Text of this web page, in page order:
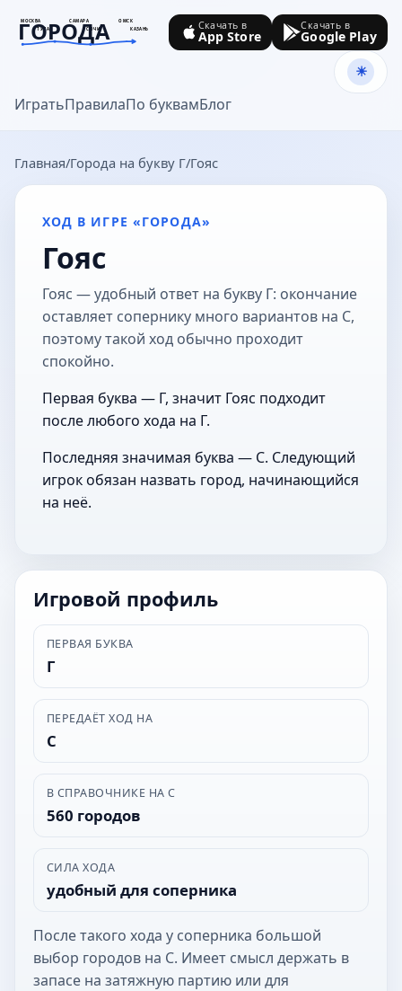
МОСКВА САМАРА
ОМСК
ТУЛА
СОЧИ КАЗАНЬ
ГОРОДА
goroda-na.ru
ИгратьПравилаПо буквамБлог
Скачать в
App Store
Скачать в
Google Play
Главная Города на букву Г Гояс
ХОД В ИГРЕ «ГОРОДА»
Гояс
Гояс — удобный ответ на букву Г: окончание
оставляет сопернику много вариантов на С,
поэтому такой ход обычно проходит
спокойно.
Первая буква — Г, значит Гояс подходит
после любого хода на Г.
Последняя значимая буква — С. Следующий
игрок обязан назвать город, начинающийся
на неё.
Игровой профиль
ПЕРВАЯ БУКВА
Г
ПЕРЕДАЁТ ХОД НА
С
В СПРАВОЧНИКЕ НА С
560 городов
СИЛА ХОДА
удобный для соперника
После такого хода у соперника большой
выбор городов на С. Имеет смысл держать в
запасе на затяжную партию или для